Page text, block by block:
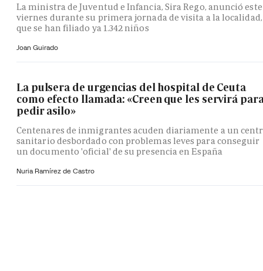
La ministra de Juventud e Infancia, Sira Rego, anunció este
viernes durante su primera jornada de visita a la localidad,
que se han filiado ya 1.342 niños
Joan Guirado
La pulsera de urgencias del hospital de Ceuta
como efecto llamada: «Creen que les servirá
pedir asilo»
Centenares de inmigrantes acuden diariamente a un
sanitario desbordado con problemas leves para conseguir
un documento 'oficial' de su presencia en España
Nuria Ramírez de Castro